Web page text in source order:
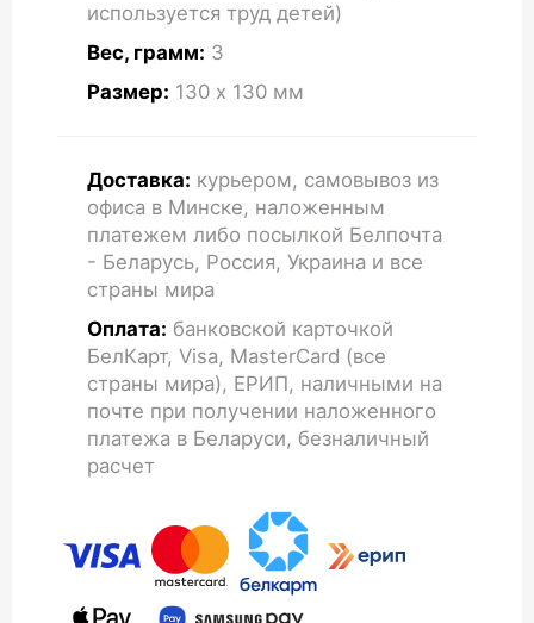
используется труд детей)
Вес, грамм: 3
Размер: 130 x 130 мм
Доставка: курьером, самовывоз из
офиса в Минске, наложенным
платежем либо посылкой Белпочта
- Беларусь, Россия, Украина и все
страны мира
Оплата: банковской карточкой
БелКарт, Visa, MasterCard (все
страны мира), ЕРИП, наличными на
почте при получении наложенного
платежа в Беларуси, безналичный
расчет